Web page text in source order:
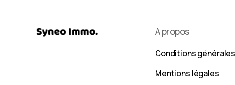
A propos
Conditions générales
Mentions légales